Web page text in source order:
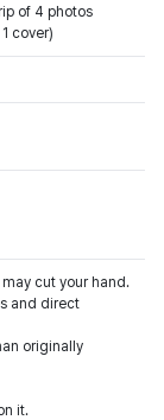
of 4 photos
cover)
cut your hand.
and direct
originally
it.